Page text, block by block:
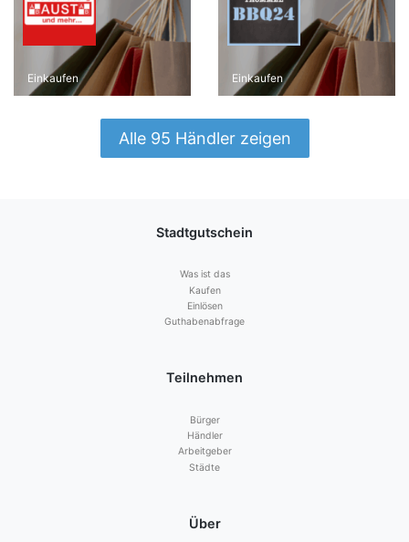
Einkaufen Einkaufen
Alle 95 Händler zeigen
Stadtgutschein
Was ist das
Kaufen
Einlösen
Guthabenabfrage
Teilnehmen
Bürger
Händler
Arbeitgeber
Städte
Über